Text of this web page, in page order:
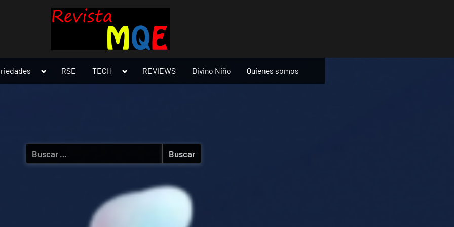
Toggle
menu
RSE TECH
Toggle
menu
REVIEWS Divino Niño Quienes somos
Buscar: